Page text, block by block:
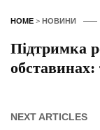
HOME > НОВИНИ
Підтримка
обставинах:
NEXT ARTICLES